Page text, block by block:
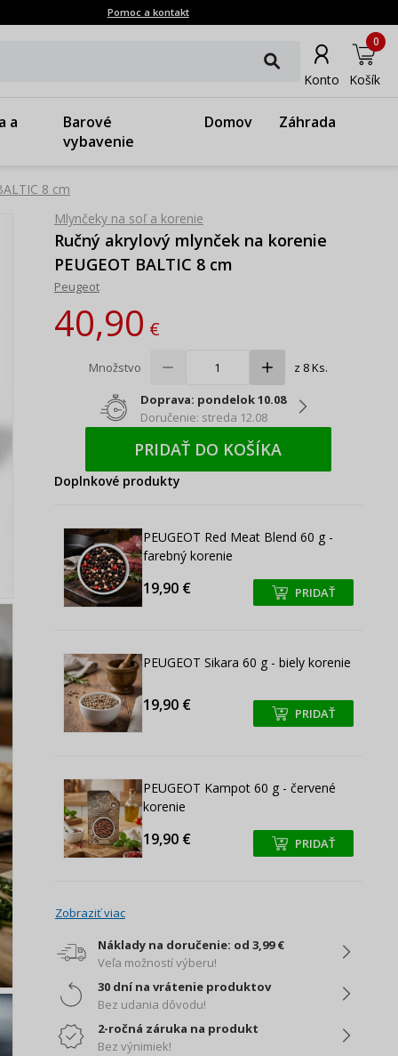
Pomoc a kontakt
Konto Košík
0
a
Barové
vybavenie
Domov Záhrada
8 cm
Mlynčeky na soľ a korenie
Ručný akrylový mlynček na korenie
PEUGEOT BALTIC 8 cm
Peugeot
40,90€
Množstvo z 8 Ks.
Doprava: pondelok 10.08
Doručenie: streda 12.08
PRIDAŤ DO KOŠÍKA
Doplnkové produkty
PEUGEOT Red Meat Blend 60 g -
farebný korenie
19,90 € +
+ PRIDAŤ
PEUGEOT Sikara 60 g - biely korenie
19,90 € +
+ PRIDAŤ
PEUGEOT Kampot 60 g - červené
korenie
19,90 € +
+ PRIDAŤ
Zobraziť viac
Náklady na doručenie: od 3,99 €
Veľa možností výberu!
30 dní na vrátenie produktov
Bez udania dôvodu!
2-ročná záruka na produkt
Bez výnimiek!